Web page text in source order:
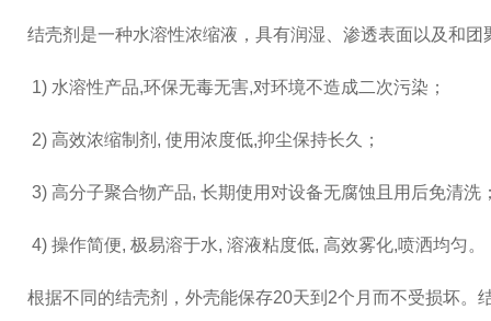
结壳剂是一种水溶性浓缩液，具有润湿、渗透表面以及和团
1) 水溶性产品,环保无毒无害,对环境不造成二次污染；
2) 高效浓缩制剂, 使用浓度低,抑尘保持长久；
3) 高分子聚合物产品, 长期使用对设备无腐蚀且用后免清洗
4) 操作简便, 极易溶于水, 溶液粘度低, 高效雾化,喷洒均匀。
根据不同的结壳剂，外壳能保存20天到2个月而不受损坏